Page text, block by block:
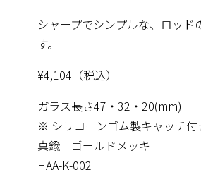
シャープでシンプルな、ロッド
す。
¥4,104（税込）
ガラス長さ47・32・20(mm)
※ シリコーンゴム製キャッチ付
真鍮 ゴールドメッキ
HAA-K-002